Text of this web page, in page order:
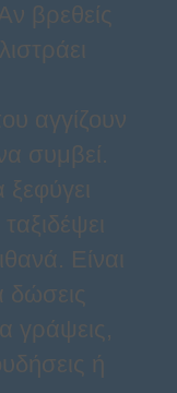
βρεθείς
αγγίζουν
συμβεί.
Είναι
δώσεις
γράψεις,
ή